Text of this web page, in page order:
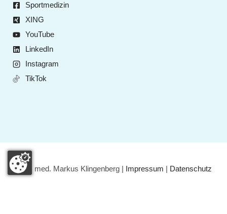
Sportmedizin
XING
YouTube
LinkedIn
Instagram
TikTok
© Dr. med. Markus Klingenberg | Impressum | Datenschutz